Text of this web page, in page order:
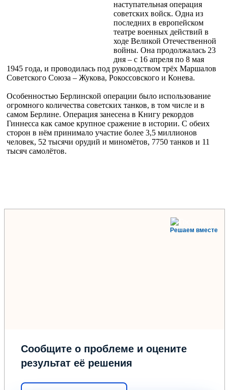
наступательная операция
советских войск. Одна из
последних в европейском
театре военных действий в
ходе Великой Отечественной
войны. Она продолжалась 23
дня – с 16 апреля по 8 мая
1945 года, и проводилась под руководством трёх Маршалов
Советского Союза – Жукова, Рокоссовского и Конева.
Особенностью Берлинской операции было использование
огромного количества советских танков, в том числе и в
самом Берлине. Операция занесена в Книгу рекордов
Гиннесса как самое крупное сражение в истории. С обеих
сторон в нём принимало участие более 3,5 миллионов
человек, 52 тысячи орудий и миномётов, 7750 танков и 11
тысяч самолётов.
Решаем вместе
Сообщите о проблеме и оцените
результат её решения